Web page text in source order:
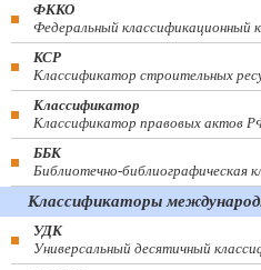
ФККО
Федеральный классификационный
КСР
Классификатор строительных
Классификатор
Классификатор правовых актов
ББК
Библиотечно-библиографическая
Классификаторы
УДК
Универсальный десятичный